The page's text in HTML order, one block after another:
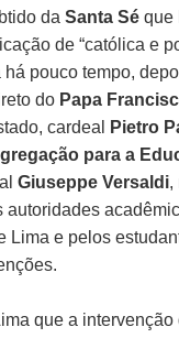
daSanta Sé que
de “católica e
há pouco tempo,
do Papa
cardeal
Pietro
para a
Giuseppe Versaldi,
autoridades
Lima e pelos
que a